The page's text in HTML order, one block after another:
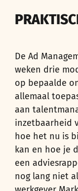
De Ad
weken drie
op bepaalde
allemaal
aan
inzetbaarheid
hoe het nu is
kan en hoe je
een
nog lang niet